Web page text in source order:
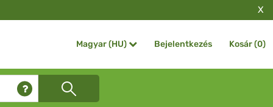
X
Magyar (HU) Bejelentkezés Kosár (0)